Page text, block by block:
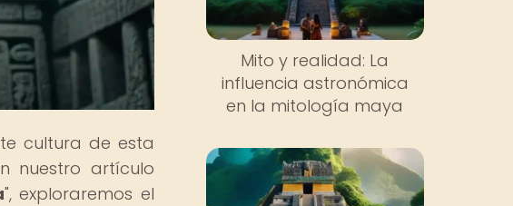
cultura de esta
nuestro artículo
", exploraremos el
Mito y realidad: La
influencia astronómica
en la mitología maya